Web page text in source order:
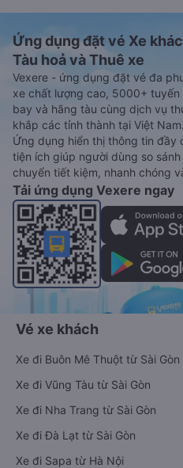
Ứng dụng đặt vé Xe
Tàu hoả và Thuê xe
Vexere - ứng dụng đặt vé đa
xe chất lượng cao, 5000+
bay và hãng tàu cùng dịch vụ
khắp các tỉnh thành tại Việt Nam.
Ứng dụng hiển thị thông tin đầy
tiện ích giúp người dùng so
chuyển tiết kiệm, nhanh chóng
Tải ứng dụng Vexere ngay
Vé xe khách
Xe đi Buôn Mê Thuột từ Sài Gòn
Xe đi Vũng Tàu từ Sài Gòn
Xe đi Nha Trang từ Sài Gòn
Xe đi Đà Lạt từ Sài Gòn
Xe đi Sapa từ Hà Nội